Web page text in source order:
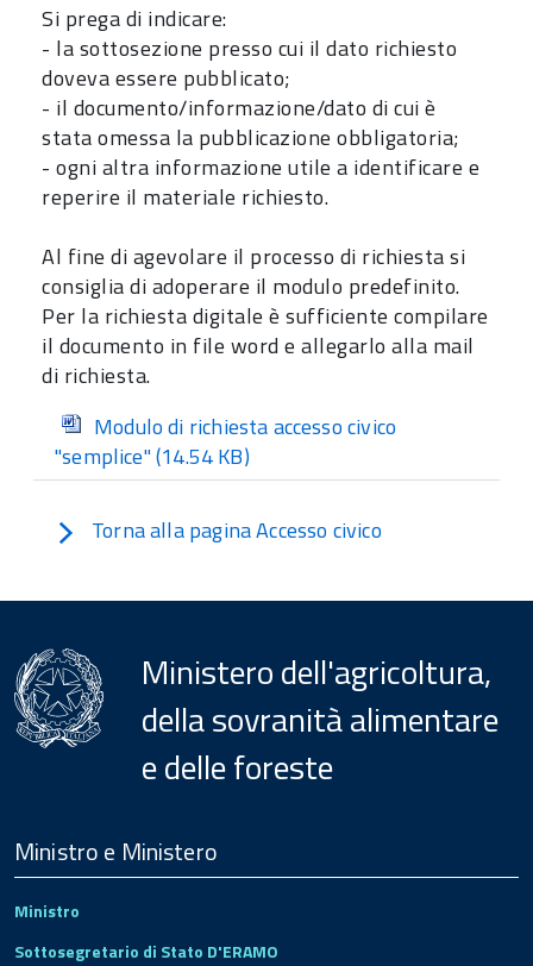
Si prega di indicare:
- la sottosezione presso cui il dato richiesto
doveva essere pubblicato;
- il documento/informazione/dato di cui è
stata omessa la pubblicazione obbligatoria;
- ogni altra informazione utile a identificare e
reperire il materiale richiesto.
Al fine di agevolare il processo di richiesta si
consiglia di adoperare il modulo predefinito.
Per la richiesta digitale è sufficiente compilare
il documento in file word e allegarlo alla mail
di richiesta.
Modulo di richiesta accesso civico
"semplice"(14.54 KB)
Torna alla pagina Accesso civico
Ministero dell'agricoltura,
della sovranità alimentare
e delle foreste
Footer
Ministro e Ministero
Ministro
Sottosegretario di Stato D'ERAMO